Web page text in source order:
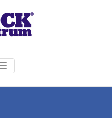
Rock Centrum
Ten pravý zvuk pre Vás!
TOGGLE
NAVIGATION